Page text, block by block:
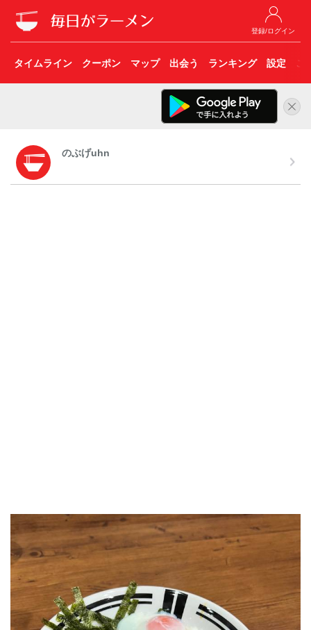
登録/ログイン
タイムライン クーポン マップ 出会う ランキング 設定 こ
のぶげuhn